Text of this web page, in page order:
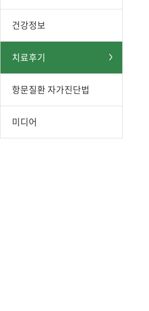
건강정보
치료후기
항문질환 자가진단법
미디어